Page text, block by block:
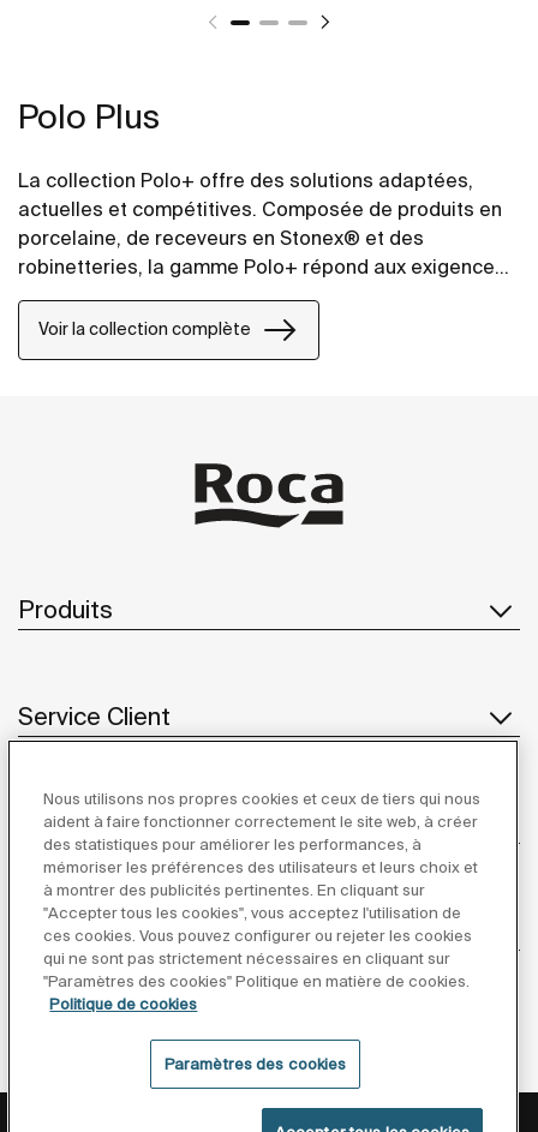
Polo Plus
La collection Polo+ offre des solutions adaptées,
actuelles et compétitives. Composée de produits en
porcelaine, de receveurs en Stonex® et des
robinetteries, la gamme Polo+ répond aux exigences
de qualité et de durabilité, sans renoncer à un design
moderne “simple” et “fonctionnel”.
Voir la collection complète
Produits
Service Client
À propos de Roca
Inspiration
Suivez-nous
Politique De Confidentialité
Nous utilisons nos propres cookies et ceux de tiers qui nous
aident à faire fonctionner correctement le site web, à créer
des statistiques pour améliorer les performances, à
mémoriser les préférences des utilisateurs et leurs choix et
à montrer des publicités pertinentes. En cliquant sur
"Accepter tous les cookies", vous acceptez l'utilisation de
ces cookies. Vous pouvez configurer ou rejeter les cookies
qui ne sont pas strictement nécessaires en cliquant sur
"Paramètres des cookies" Politique en matière de cookies.
Politique de cookies
Paramètres des cookies